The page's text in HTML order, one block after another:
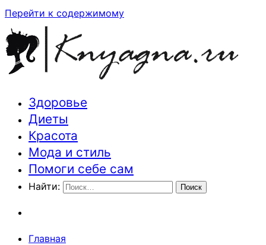
Перейти к содержимому
Траектория здоровья и красоты
Здоровье
Диеты
Красота
Мода и стиль
Помоги себе сам
Найти:
Главная